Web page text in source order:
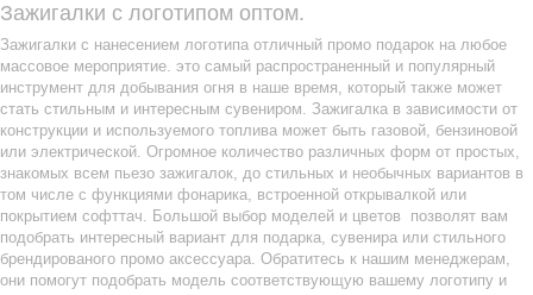
Зажигалки с логотипом оптом.
Зажигалки с нанесением логотипа отличный промо подарок на любое
массовое мероприятие. это самый распространенный и популярный
инструмент для добывания огня в наше время, который также может
стать стильным и интересным сувениром. Зажигалка в зависимости от
конструкции и используемого топлива может быть газовой, бензиновой
или электрической. Огромное количество различных форм от простых,
знакомых всем пьезо зажигалок, до стильных и необычных вариантов в
том числе с функциями фонарика, встроенной открывалкой или
покрытием софттач. Большой выбор моделей и цветов позволят вам
подобрать интересный вариант для подарка, сувенира или стильного
брендированого промо аксессуара. Обратитесь к нашим менеджерам,
они помогут подобрать модель соответствующую вашему логотипу и